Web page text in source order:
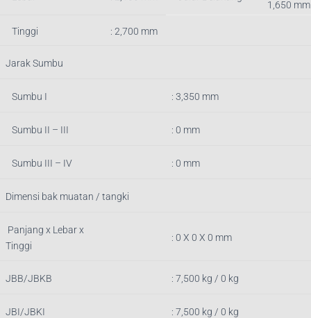
1,650 mm
Tinggi : 2,700 mm
Jarak Sumbu
Sumbu I : 3,350 mm
Sumbu II – III : 0 mm
Sumbu III – IV : 0 mm
Dimensi bak muatan / tangki
Panjang x Lebar x
Tinggi
: 0 X 0 X 0 mm
JBB/JBKB : 7,500 kg / 0 kg
JBI/JBKI : 7,500 kg / 0 kg